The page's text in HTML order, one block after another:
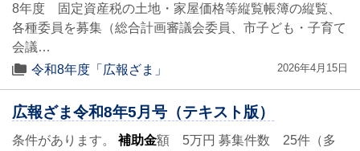
8年度 固定資産税の土地・家屋価格等縦覧帳簿の縦覧、
各種委員を募集（総合計画審議会委員、市子ども・子育て
会議…
令和8年度「広報ざま」
2026年4月15日
広報ざま令和8年5月号（テキスト版）
条件があります。 補助金額 5万円 募集件数 25件（多